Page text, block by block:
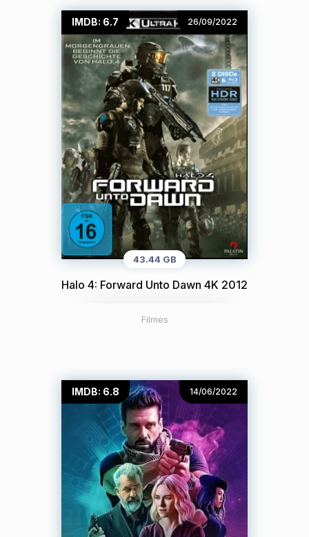
IMDB: 6.7 26/09/2022
43.44 GB
Halo 4: Forward Unto Dawn 4K 2012
Filmes
IMDB: 6.8 14/06/2022